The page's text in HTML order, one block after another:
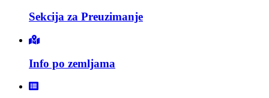
Sekcija za Preuzimanje
Info po zemljama